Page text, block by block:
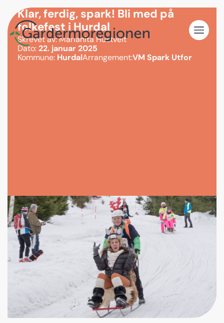
Klar, ferdig, spark! Bli med på
folkefest i Hurdal
Skrevet av: Marianita Hustveit
Dato:22. januar 2025
Kommune: HurdalArrangement:VM Spark Utfor